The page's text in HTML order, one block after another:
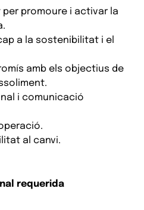
promoure i activar la
a la sostenibilitat i el
amb els objectius de
i comunicació
al canvi.
requerida